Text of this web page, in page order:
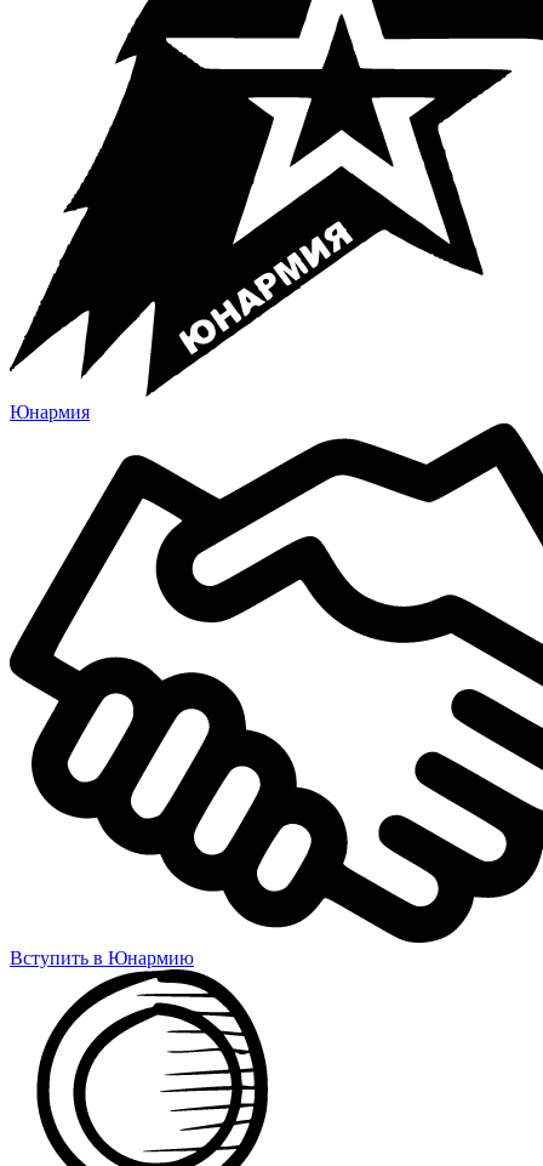
Юнармия
Вступить в Юнармию